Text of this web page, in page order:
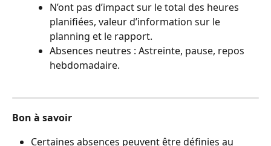
N’ont pas d’impact sur le total des heures
planifiées, valeur d’information sur le
planning et le rapport.
Absences neutres : Astreinte, pause, repos
hebdomadaire.
Bon à savoir
Certaines absences peuvent être définies au